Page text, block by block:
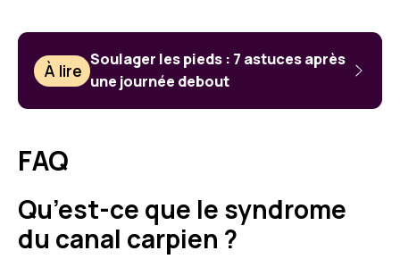
À lire
Soulager les pieds : 7 astuces après
une journée debout
FAQ
Qu’est-ce que le syndrome
du canal carpien ?